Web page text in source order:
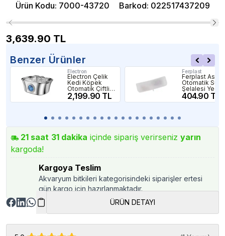
Ürün Kodu: 7000-43720 Barkod: 022517437209
3,639.90 TL
Benzer Ürünler
Electron
Electron Çelik
Kedi Köpek
Otomatik Çiftli
Su Pınarı 3,2Lt
2,199.90 TL
Ferplast
Ferplast Astra
Otomatik Su
Şelalesi
Filtresi
404.90 TL
21 saat 31 dakika içinde sipariş verirseniz yarın
kargoda!
Kargoya Teslim
Akvaryum bitkileri kategorisindeki siparişler ertesi
gün kargo için hazırlanmaktadır.
ÜRÜN DETAYI